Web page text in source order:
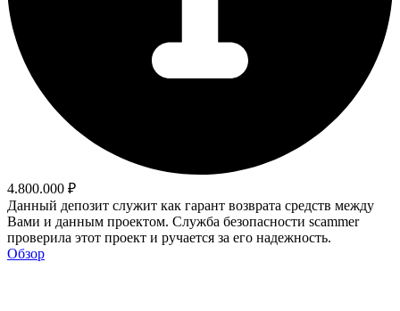
4.800.000 ₽
Данный депозит служит как гарант возврата средств между
Вами и данным проектом. Служба безопасности scammer
проверила этот проект и ручается за его надежность.
Обзор